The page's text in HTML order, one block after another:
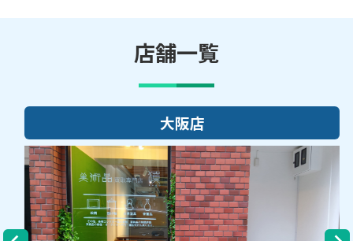
店舗一覧
大阪店